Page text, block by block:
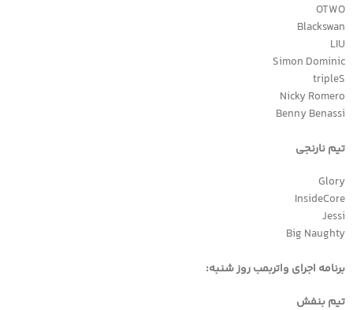
OTWO
Blackswan
LIU
Simon Dominic
tripleS
Nicky Romero
Benny Benassi
تیم نارنجی
Glory
InsideCore
Jessi
Big Naughty
برنامه اجرای واتربمب روز شنبه:
تیم بنفش